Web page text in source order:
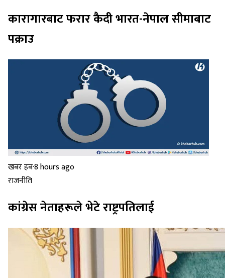
कारागारबाट फरार कैदी भारत-नेपाल सीमाबाट
पक्राउ
खबर हब·8 hours ago
राजनीति
कांग्रेस नेताहरूले भेटे राष्ट्रपतिलाई